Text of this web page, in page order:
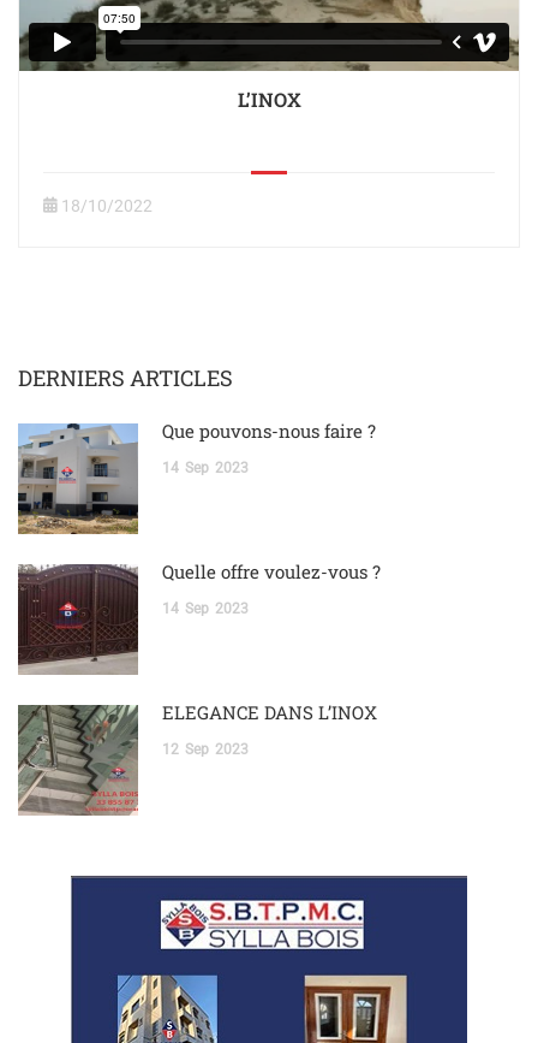
L’INOX
18/10/2022
DERNIERS ARTICLES
Que pouvons-nous faire ?
14 Sep 2023
Quelle offre voulez-vous ?
14 Sep 2023
ELEGANCE DANS L’INOX
12 Sep 2023